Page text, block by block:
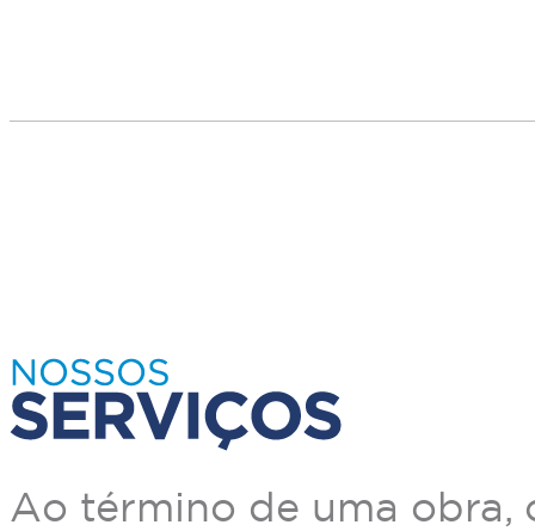
Ao término de uma obra,